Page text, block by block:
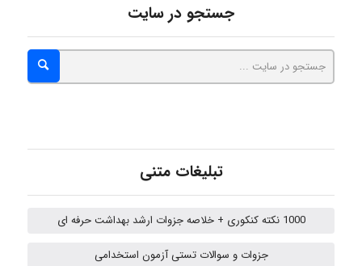
abolfazlkoshehe
A.balandeh
جستجو در سایت
تبلیغات متنی
1000 نکته کنکوری + خلاصه جزوات ارشد بهداشت حرفه ای
جزوات و سوالات تستی آزمون استخدامی